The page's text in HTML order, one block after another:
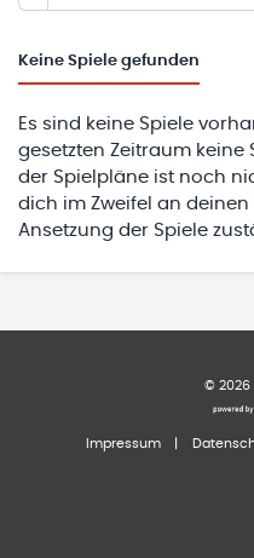
Keine Spiele gefunden
Es sind keine Spiele
gesetzten Zeitraum keine
der Spielpläne ist noch
dich im Zweifel an
Ansetzung der Spiele
© 2026
Impressum